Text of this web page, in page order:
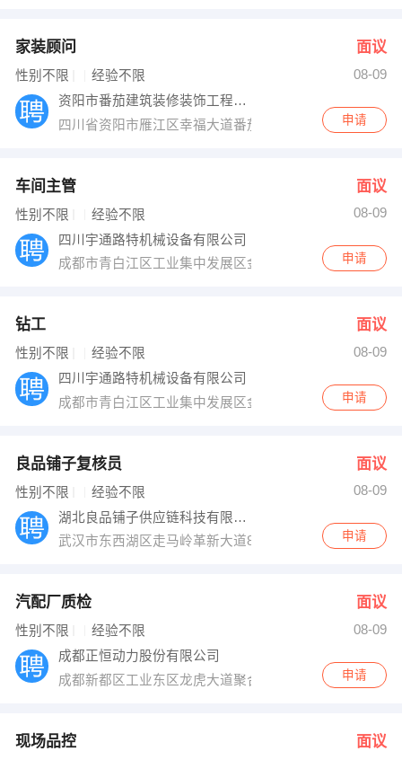
家装顾问 面议
性别不限 经验不限
08-09
资阳市番茄建筑装修装饰工程有限公司
四川省资阳市雁江区幸福大道番茄装饰
申请
车间主管 面议
性别不限 经验不限
08-09
四川宇通路特机械设备有限公司
成都市青白江区工业集中发展区金华工业园
申请
钻工 面议
性别不限 经验不限
08-09
四川宇通路特机械设备有限公司
成都市青白江区工业集中发展区金华工业园
申请
良品铺子复核员 面议
性别不限 经验不限
08-09
湖北良品铺子供应链科技有限公司
武汉市东西湖区走马岭革新大道8号（13）
申请
汽配厂质检 面议
性别不限 经验不限
08-09
成都正恒动力股份有限公司
成都新都区工业东区龙虎大道聚合路
申请
现场品控 面议